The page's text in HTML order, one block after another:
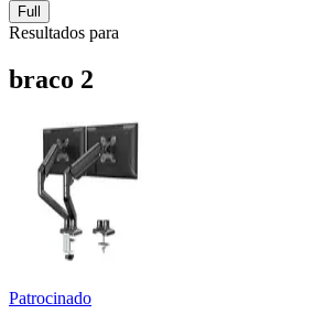
Full
Resultados para
braco 2
Patrocinado